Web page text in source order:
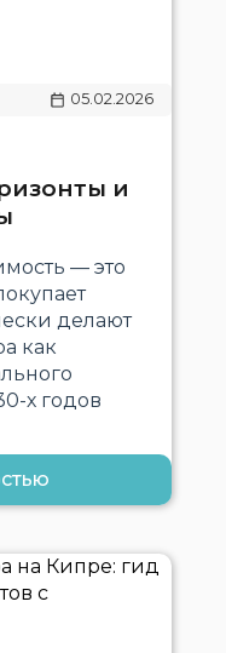
05.02.2026
и
— это
делают
как
х годов